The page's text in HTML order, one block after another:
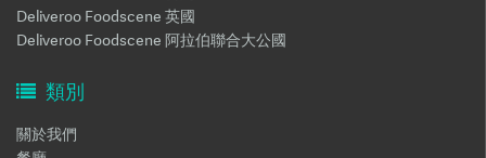
Deliveroo Foodscene 英國
Deliveroo Foodscene 阿拉伯聯合大公國
類別
關於我們